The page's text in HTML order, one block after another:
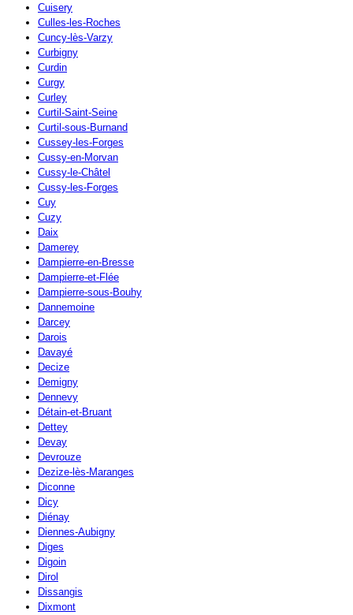
Cuisery
Culles-les-Roches
Cuncy-lès-Varzy
Curbigny
Curdin
Curgy
Curley
Curtil-Saint-Seine
Curtil-sous-Burnand
Cussey-les-Forges
Cussy-en-Morvan
Cussy-le-Châtel
Cussy-les-Forges
Cuy
Cuzy
Daix
Damerey
Dampierre-en-Bresse
Dampierre-et-Flée
Dampierre-sous-Bouhy
Dannemoine
Darcey
Darois
Davayé
Decize
Demigny
Dennevy
Détain-et-Bruant
Dettey
Devay
Devrouze
Dezize-lès-Maranges
Diconne
Dicy
Diénay
Diennes-Aubigny
Diges
Digoin
Dirol
Dissangis
Dixmont